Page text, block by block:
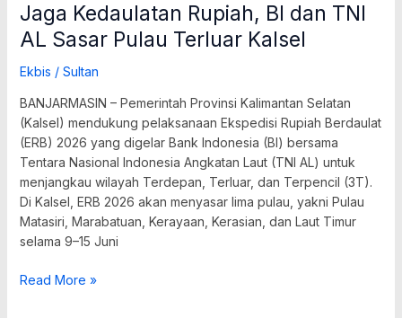
Jaga Kedaulatan Rupiah, BI dan TNI
AL Sasar Pulau Terluar Kalsel
Ekbis / Sultan
BANJARMASIN – Pemerintah Provinsi Kalimantan Selatan
(Kalsel) mendukung pelaksanaan Ekspedisi Rupiah Berdaulat
(ERB) 2026 yang digelar Bank Indonesia (BI) bersama
Tentara Nasional Indonesia Angkatan Laut (TNI AL) untuk
menjangkau wilayah Terdepan, Terluar, dan Terpencil (3T).
Di Kalsel, ERB 2026 akan menyasar lima pulau, yakni Pulau
Matasiri, Marabatuan, Kerayaan, Kerasian, dan Laut Timur
selama 9–15 Juni
Read More »